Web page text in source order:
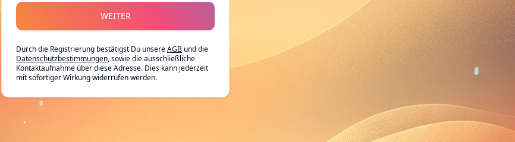
WEITER
Durch die Registrierung bestätigst Du unsereAGB und die
Datenschutzbestimmungen, sowie die ausschließliche
Kontaktaufnahme über diese Adresse. Dies kann jederzeit
mit sofortiger Wirkung widerrufen werden.